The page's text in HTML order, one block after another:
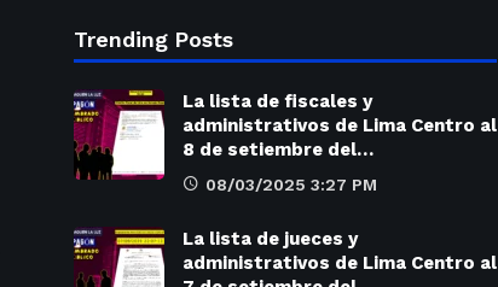
Trending Posts
La lista de fiscales y
administrativos de Lima Centro al
8 de setiembre del…
08/03/2025 3:27 PM
La lista de jueces y
administrativos de Lima Centro al